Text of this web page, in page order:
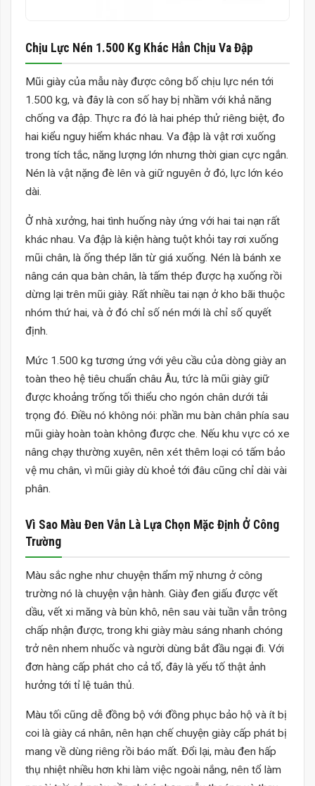
Chịu Lực Nén 1.500 Kg Khác Hẳn Chịu Va Đập
Mũi giày của mẫu này được công bố chịu lực nén tới
1.500 kg, và đây là con số hay bị nhầm với khả năng
chống va đập. Thực ra đó là hai phép thử riêng biệt, đo
hai kiểu nguy hiểm khác nhau. Va đập là vật rơi xuống
trong tích tắc, năng lượng lớn nhưng thời gian cực ngắn.
Nén là vật nặng đè lên và giữ nguyên ở đó, lực lớn kéo
dài.
Ở nhà xưởng, hai tình huống này ứng với hai tai nạn rất
khác nhau. Va đập là kiện hàng tuột khỏi tay rơi xuống
mũi chân, là ống thép lăn từ giá xuống. Nén là bánh xe
nâng cán qua bàn chân, là tấm thép được hạ xuống rồi
dừng lại trên mũi giày. Rất nhiều tai nạn ở kho bãi thuộc
nhóm thứ hai, và ở đó chỉ số nén mới là chỉ số quyết
định.
Mức 1.500 kg tương ứng với yêu cầu của dòng giày an
toàn theo hệ tiêu chuẩn châu Âu, tức là mũi giày giữ
được khoảng trống tối thiểu cho ngón chân dưới tải
trọng đó. Điều nó không nói: phần mu bàn chân phía sau
mũi giày hoàn toàn không được che. Nếu khu vực có xe
nâng chạy thường xuyên, nên xét thêm loại có tấm bảo
vệ mu chân, vì mũi giày dù khoẻ tới đâu cũng chỉ dài vài
phân.
Vì Sao Màu Đen Vẫn Là Lựa Chọn Mặc Định Ở Công
Trường
Màu sắc nghe như chuyện thẩm mỹ nhưng ở công
trường nó là chuyện vận hành. Giày đen giấu được vết
dầu, vết xi măng và bùn khô, nên sau vài tuần vẫn trông
chấp nhận được, trong khi giày màu sáng nhanh chóng
trở nên nhem nhuốc và người dùng bắt đầu ngại đi. Với
đơn hàng cấp phát cho cả tổ, đây là yếu tố thật ảnh
hưởng tới tỉ lệ tuân thủ.
Màu tối cũng dễ đồng bộ với đồng phục bảo hộ và ít bị
coi là giày cá nhân, nên hạn chế chuyện giày cấp phát bị
mang về dùng riêng rồi báo mất. Đổi lại, màu đen hấp
thụ nhiệt nhiều hơn khi làm việc ngoài nắng, nên tổ làm